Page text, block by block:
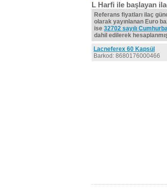
L Harfi ile başlayan
Referans fiyatları ilaç
olarak yayınlanan Euro
ise 32702 sayılı
dahil edilerek
Lacneferex 60 Kapsül
Barkod: 8680176000466